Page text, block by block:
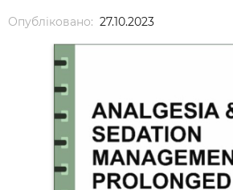
Опубліковано: 27.10.2023